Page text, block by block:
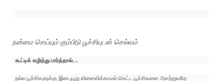
நன்மை செய்யும் கும்பிடு பூச்சியுடன் செல்வம்
கூட்டிக் கழித்து பார்த்தால்…
நல்ல பூச்சிகளுக்கு இடையூறு விளைவிக்காமல் கெட்ட பூச்சிகளை அகற்றுவதே